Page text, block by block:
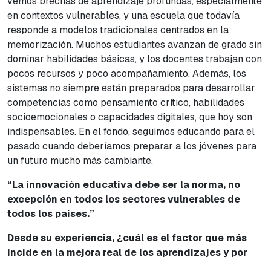
en contextos vulnerables, y una escuela que todavía
responde a modelos tradicionales centrados en la
memorización. Muchos estudiantes avanzan de grado sin
dominar habilidades básicas, y los docentes trabajan con
pocos recursos y poco acompañamiento. Además, los
sistemas no siempre están preparados para desarrollar
competencias como pensamiento crítico, habilidades
socioemocionales o capacidades digitales, que hoy son
indispensables. En el fondo, seguimos educando para el
pasado cuando deberíamos preparar a los jóvenes para
un futuro mucho más cambiante.
“La innovación educativa debe ser la norma, no
excepción en todos los sectores vulnerables de
todos los países.”
Desde su experiencia, ¿cuál es el factor que más
incide en la mejora real de los aprendizajes y por